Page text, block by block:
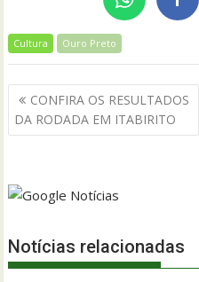
Cultura Ouro Preto
Navegação
de
Post
CONFIRA OS RESULTADOS
DA RODADA EM ITABIRITO
Notícias relacionadas